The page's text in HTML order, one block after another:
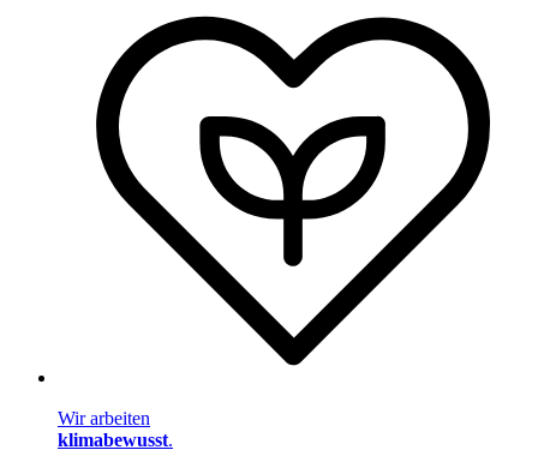
Wir arbeiten
klimabewusst.